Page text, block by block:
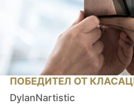
ПОБЕДИТЕЛ ОТ
DylanNartistic